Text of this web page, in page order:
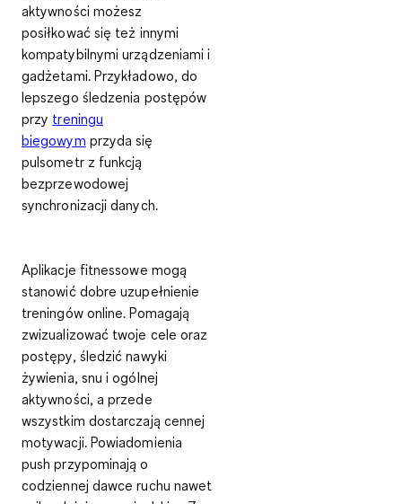
aktywności możesz
posiłkować się też innymi
kompatybilnymi urządzeniami i
gadżetami. Przykładowo, do
lepszego śledzenia postępów
przy treningu
biegowym przyda się
pulsometr z funkcją
bezprzewodowej
synchronizacji danych.
Aplikacje fitnessowe mogą
stanowić dobre uzupełnienie
treningów online. Pomagają
zwizualizować twoje cele oraz
postępy, śledzić nawyki
żywienia, snu i ogólnej
aktywności, a przede
wszystkim dostarczają cennej
motywacji. Powiadomienia
push przypominają o
codziennej dawce ruchu nawet